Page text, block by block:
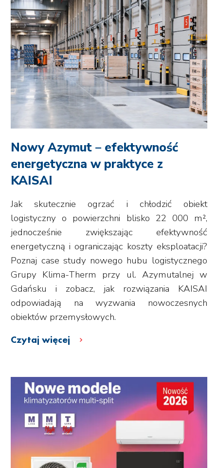
Nowy Azymut – efektywność
energetyczna w praktyce z
KAISAI
Jak skutecznie ogrzać i chłodzić obiekt
logistyczny o powierzchni blisko 22 000 m²,
jednocześnie zwiększając efektywność
energetyczną i ograniczając koszty eksploatacji?
Poznaj case study nowego hubu logistycznego
Grupy Klima-Therm przy ul. Azymutalnej w
Gdańsku i zobacz, jak rozwiązania KAISAI
odpowiadają na wyzwania nowoczesnych
obiektów przemysłowych.
Czytaj więcej